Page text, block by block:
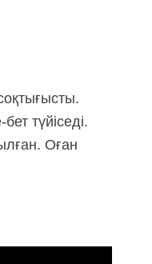
түйіседі.
Оған